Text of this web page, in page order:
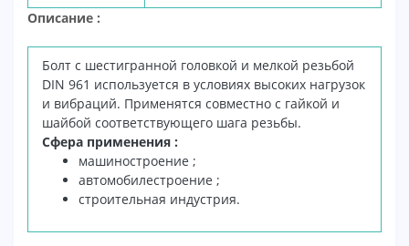
Описание :
Болт с шестигранной головкой и мелкой резьбой
DIN 961 используется в условиях высоких нагрузок
и вибраций. Применятся совместно с гайкой и
шайбой соответствующего шага резьбы.
Сфера применения :
машиностроение ;
автомобилестроение ;
строительная индустрия.